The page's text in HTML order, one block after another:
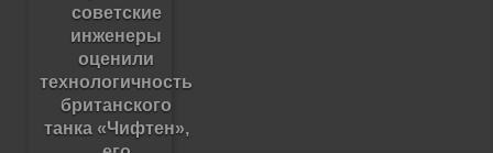
советские
инженеры
оценили
технологичность
британского
танка «Чифтен»,